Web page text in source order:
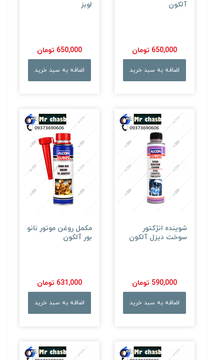
آلکون
650,000 تومان
اضافه به سبد خرید
لوبز
650,000 تومان
اضافه به سبد خرید
شوینده انژکتور
سوخت دیزل آلکون
590,000 تومان
اضافه به سبد خرید
مکمل روغن موتور نانو
بور آلکون
631,000 تومان
اضافه به سبد خرید